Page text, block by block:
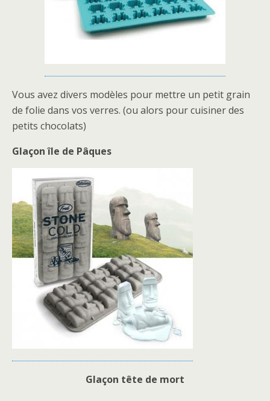
Vous avez divers modèles pour mettre un petit grain
de folie dans vos verres. (ou alors pour cuisiner des
petits chocolats)
Glaçon île de Pâques
Glaçon tête de mort